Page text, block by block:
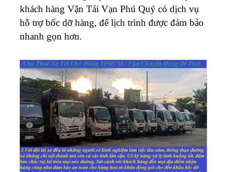
khách hàng Vận Tải Vạn Phú Quý có dịch vụ
hỗ trợ bốc dỡ hàng, để lịch trình được đảm bảo
nhanh gọn hơn.